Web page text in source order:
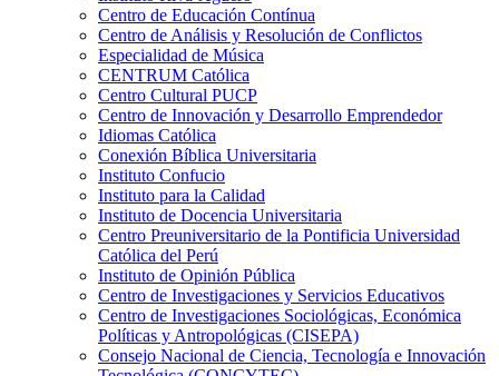
Centro de Educación Contínua
Centro de Análisis y Resolución de Conflictos
Especialidad de Música
CENTRUM Católica
Centro Cultural PUCP
Centro de Innovación y Desarrollo Emprendedor
Idiomas Católica
Conexión Bíblica Universitaria
Instituto Confucio
Instituto para la Calidad
Instituto de Docencia Universitaria
Centro Preuniversitario de la Pontificia Universidad
Católica del Perú
Instituto de Opinión Pública
Centro de Investigaciones y Servicios Educativos
Centro de Investigaciones Sociológicas, Económica
Políticas y Antropológicas (CISEPA)
Consejo Nacional de Ciencia, Tecnología e Innovación